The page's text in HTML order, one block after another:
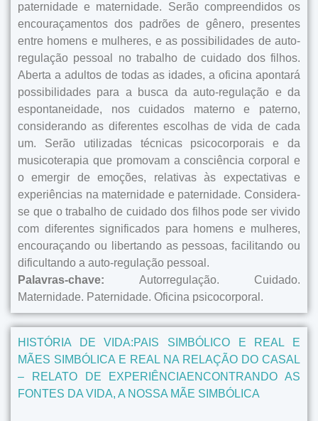
paternidade e maternidade. Serão compreendidos os
encouraçamentos dos padrões de gênero, presentes
entre homens e mulheres, e as possibilidades de auto-
regulação pessoal no trabalho de cuidado dos filhos.
Aberta a adultos de todas as idades, a oficina apontará
possibilidades para a busca da auto-regulação e da
espontaneidade, nos cuidados materno e paterno,
considerando as diferentes escolhas de vida de cada
um. Serão utilizadas técnicas psicocorporais e da
musicoterapia que promovam a consciência corporal e
o emergir de emoções, relativas às expectativas e
experiências na maternidade e paternidade. Considera-
se que o trabalho de cuidado dos filhos pode ser vivido
com diferentes significados para homens e mulheres,
encouraçando ou libertando as pessoas, facilitando ou
dificultando a auto-regulação pessoal.
Palavras-chave: Autorregulação. Cuidado.
Maternidade. Paternidade. Oficina psicocorporal.
HISTÓRIA DE VIDA:PAIS SIMBÓLICO E REAL E
MÃES SIMBÓLICA E REAL NA RELAÇÃO DO CASAL
– RELATO DE EXPERIÊNCIAENCONTRANDO AS
FONTES DA VIDA, A NOSSA MÃE SIMBÓLICA